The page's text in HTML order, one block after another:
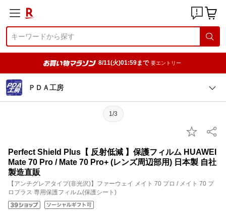
8/11(火)01:59まで 要エントリー
ＰＤＡ工房
1/3
Perfect Shield Plus【 反射低減 】保護フィルム HUAWEI
Mate 70 Pro / Mate 70 Pro+ (レンズ周辺部用) 日本製 自社
製造直販
【アンチグレアタイプ(非光沢)】ファーウェイ メイト 70 プロ / メイト 70 プ
ロプラス 専用保護フィルム(保護シート)